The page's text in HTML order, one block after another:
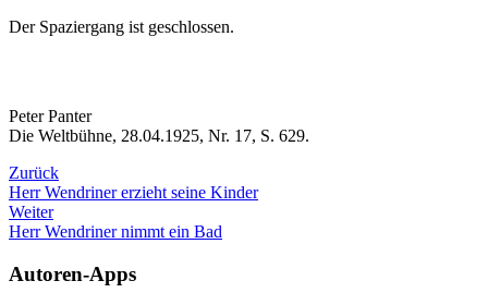
Der Spaziergang ist geschlossen.
Peter Panter
Die Weltbühne, 28.04.1925, Nr. 17, S. 629.
Zurück
Herr Wendriner erzieht seine Kinder
Weiter
Herr Wendriner nimmt ein Bad
Autoren-Apps